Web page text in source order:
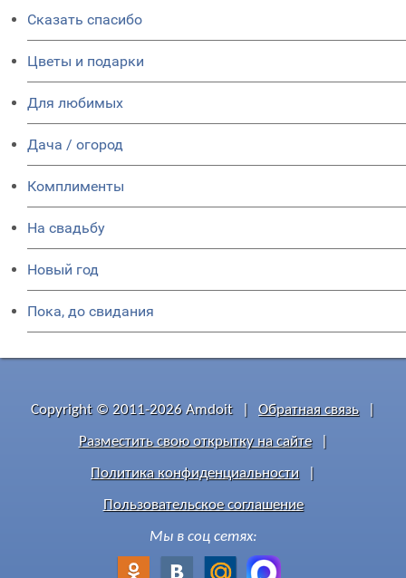
Сказать спасибо
Цветы и подарки
Для любимых
Дача / огород
Комплименты
На свадьбу
Новый год
Пока, до свидания
Copyright © 2011-2026 Amdoit Обратная связь
Разместить свою открытку на сайте
Политика конфиденциальности
Пользовательское соглашение
Мы в соц сетях: